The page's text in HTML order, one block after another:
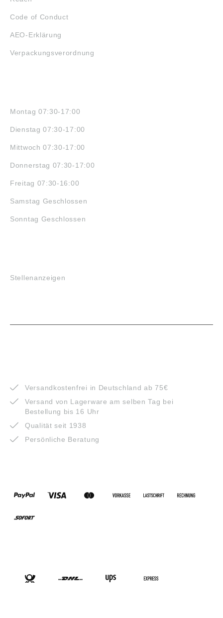
Code of Conduct
AEO-Erklärung
Verpackungsverordnung
Montag 07:30-17:00
Dienstag 07:30-17:00
Mittwoch 07:30-17:00
Donnerstag 07:30-17:00
Freitag 07:30-16:00
Samstag Geschlossen
Sonntag Geschlossen
Stellenanzeigen
Versandkostenfrei in Deutschland ab 75€
Versand von Lagerware am selben Tag bei
Bestellung bis 16 Uhr
Qualität seit 1938
Persönliche Beratung